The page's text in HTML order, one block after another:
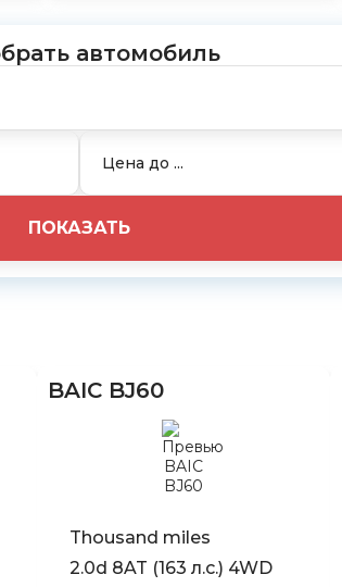
автомобиль
ПОКАЗАТЬ
BAIC BJ60
Thousand miles
2.0d 8AT (163 л.с.) 4WD